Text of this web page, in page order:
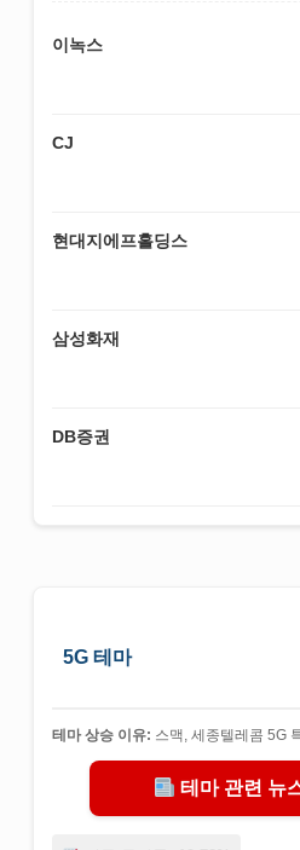
이녹스
CJ
현대지에프홀딩스
삼성화재
DB증권
5G 테마
테마 상승 이유: 스맥, 세종텔레콤 5G
테마 관련 뉴